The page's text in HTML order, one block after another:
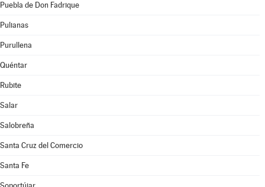
Puebla de Don Fadrique
Pulianas
Purullena
Quéntar
Rubite
Salar
Salobreña
Santa Cruz del Comercio
Santa Fe